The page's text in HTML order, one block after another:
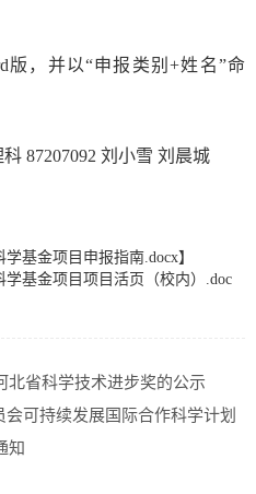
版，并以“申报类别+姓名”命
科 87207092 刘小雪 刘晨城
学基金项目申报指南.docx】
学基金项目项目活页（校内）.doc
北省科学技术进步奖的公示
会可持续发展国际合作科学计划
知